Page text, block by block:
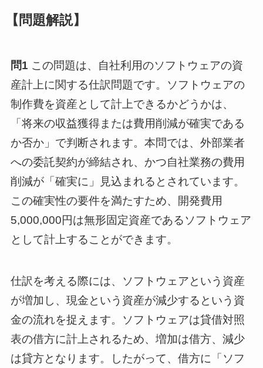
【問題解説】
問1 この問題は、自社利用のソフトウェアの資
産計上に関する仕訳問題です。ソフトウェアの
制作費を資産として計上できるかどうかは、
「将来の収益獲得または費用削減が確実である
か否か」で判断されます。本問では、外部業者
への委託契約が締結され、かつ自社業務の費用
削減が「確実に」見込まれるとされています。
この確実性の要件を満たすため、開発費用
5,000,000円は無形固定資産であるソフトウェア
として計上することができます。
仕訳を考える際には、ソフトウェアという資産
が増加し、現金という資産が減少するという資
金の流れを捉えます。ソフトウェアは貸借対照
表の借方に計上されるため、増加は借方、減少
は貸方となります。したがって、借方に「ソフ